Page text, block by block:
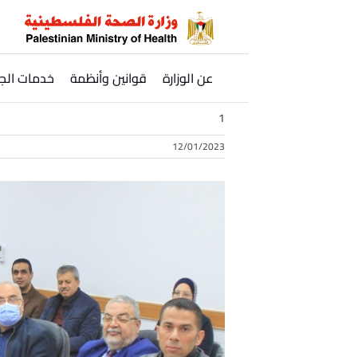
عن الوزارة قوانين وأنظمة خدمات
1
12/01/2023